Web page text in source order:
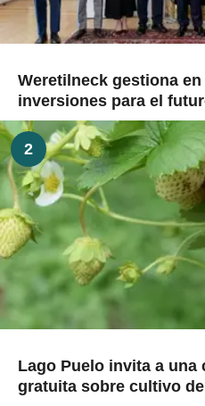
Weretilneck gestiona
inversiones para el
2
Lago Puelo invita a una
gratuita sobre cultivo